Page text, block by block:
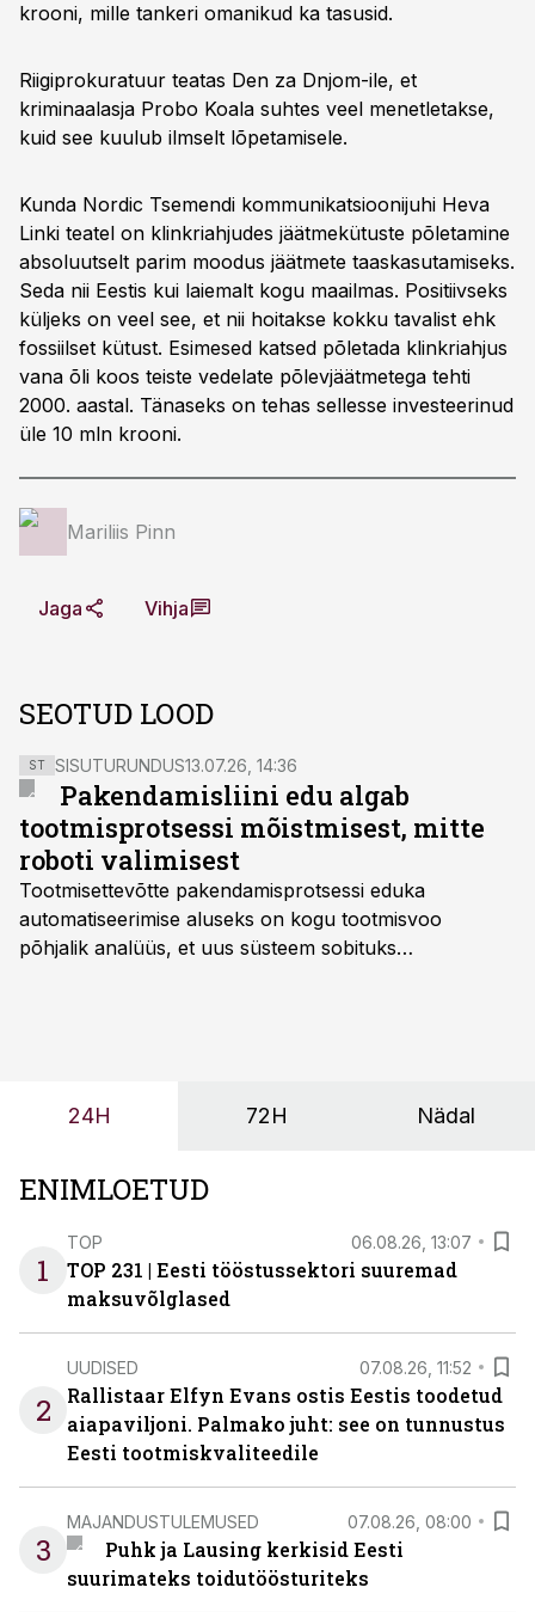
krooni, mille tankeri omanikud ka tasusid.
Riigiprokuratuur teatas Den za Dnjom-ile, et
kriminaalasja Probo Koala suhtes veel menetletakse,
kuid see kuulub ilmselt lõpetamisele.
Kunda Nordic Tsemendi kommunikatsioonijuhi Heva
Linki teatel on klinkriahjudes jäätmekütuste põletamine
absoluutselt parim moodus jäätmete taaskasutamiseks.
Seda nii Eestis kui laiemalt kogu maailmas. Positiivseks
küljeks on veel see, et nii hoitakse kokku tavalist ehk
fossiilset kütust. Esimesed katsed põletada klinkriahjus
vana õli koos teiste vedelate põlevjäätmetega tehti
2000. aastal. Tänaseks on tehas sellesse investeerinud
üle 10 mln krooni.
Mariliis Pinn
Jaga Vihja
SEOTUD LOOD
ST SISUTURUNDUS13.07.26, 14:36
Pakendamisliini edu algab
tootmisprotsessi mõistmisest, mitte
roboti valimisest
Tootmisettevõtte pakendamisprotsessi eduka
automatiseerimise aluseks on kogu tootmisvoo
põhjalik analüüs, et uus süsteem sobituks
OÜ tegevjuht Sander Mitendorf.
24H 72H Nädal
ENIMLOETUD
1
TOP 06.08.26, 13:07
TOP 231 | Eesti tööstussektori suuremad
maksuvõlglased
2
UUDISED 07.08.26, 11:52
Rallistaar Elfyn Evans ostis Eestis toodetud
aiapaviljoni. Palmako juht: see on tunnustus
Eesti tootmiskvaliteedile
3
MAJANDUSTULEMUSED 07.08.26, 08:00
Puhk ja Lausing kerkisid Eesti
suurimateks toidutöösturiteks